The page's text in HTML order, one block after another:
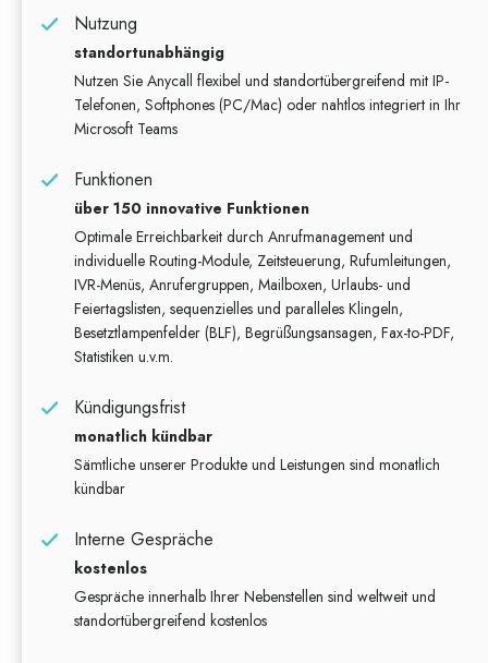
Nutzung
standortunabhängig
Nutzen Sie Anycall flexibel und standortübergreifend mit IP-
Telefonen, Softphones (PC/Mac) oder nahtlos integriert in Ihr
Microsoft Teams
Funktionen
über 150 innovative Funktionen
Optimale Erreichbarkeit durch Anrufmanagement und
individuelle Routing-Module, Zeitsteuerung, Rufumleitungen,
IVR-Menüs, Anrufergruppen, Mailboxen, Urlaubs- und
Feiertagslisten, sequenzielles und paralleles Klingeln,
Besetztlampenfelder (BLF), Begrüßungsansagen, Fax-to-PDF,
Statistiken u.v.m.
Kündigungsfrist
monatlich kündbar
Sämtliche unserer Produkte und Leistungen sind monatlich
kündbar
Interne Gespräche
kostenlos
Gespräche innerhalb Ihrer Nebenstellen sind weltweit und
standortübergreifend kostenlos